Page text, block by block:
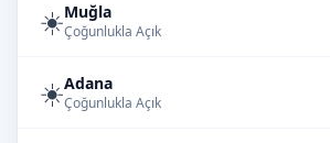
☀️Muğla
Çoğunlukla Açık
☀️Adana
Çoğunlukla Açık